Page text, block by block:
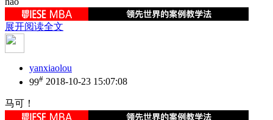
展开阅读全文
yanxiaolou
99# 2018-10-23 15:07:08
马可！